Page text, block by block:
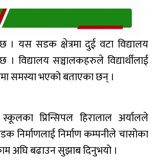
। यस सडक क्षेत्रमा दुई वटा विद्यालय
। विद्यालय सञ्चालकहरुले विद्यार्थीलाई
समस्या भएको बताएका छन् ।
प्रिन्सिपल हिरालाल अर्यालले
निर्माणलाई निर्माण कम्पनीले चासोका
अघि बढाउन सुझाब दिनुभयो ।